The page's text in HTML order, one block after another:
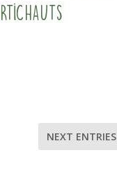
NEXT ENTRIES